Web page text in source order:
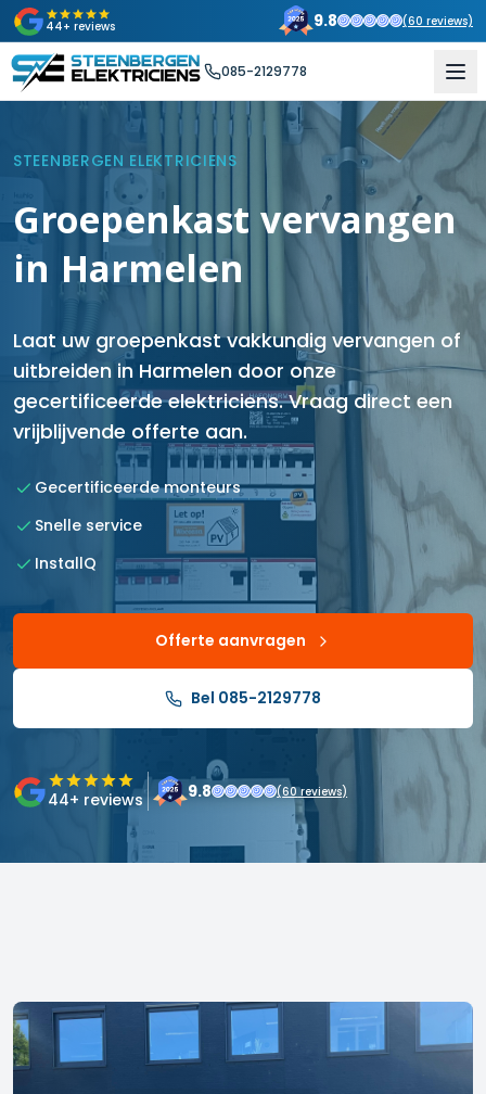
44+ reviews 9.8 (60 reviews)
085-2129778
STEENBERGEN ELEKTRICIENS
Groepenkast vervangen
in Harmelen
Laat uw groepenkast vakkundig vervangen of
uitbreiden in Harmelen door onze
gecertificeerde elektriciens. Vraag direct een
vrijblijvende offerte aan.
Gecertificeerde monteurs
Snelle service
InstallQ
Offerte aanvragen
Bel 085-2129778
44+ reviews 9.8 (60reviews)